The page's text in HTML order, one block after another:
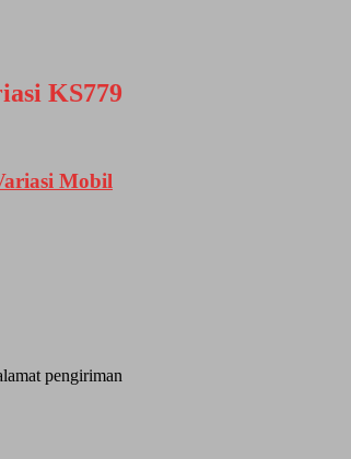
KS779
Mobil
pengiriman